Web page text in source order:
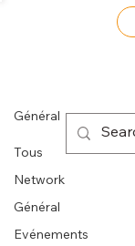
Tous
Network
Général
Evénements
Général